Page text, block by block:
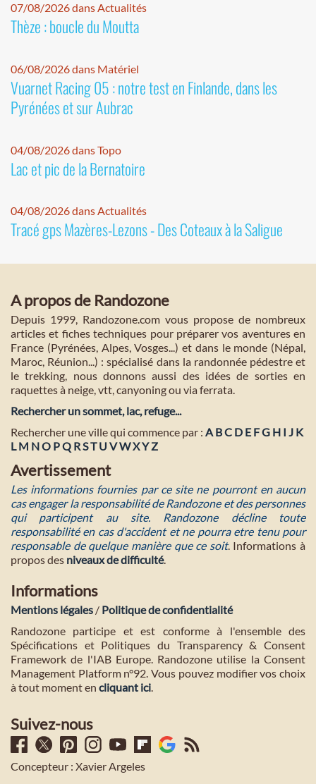
07/08/2026 dans Actualités
Thèze : boucle du Moutta
06/08/2026 dans Matériel
Vuarnet Racing 05 : notre test en Finlande, dans les
Pyrénées et sur Aubrac
04/08/2026 dans Topo
Lac et pic de la Bernatoire
04/08/2026 dans Actualités
Tracé gps Mazères-Lezons - Des Coteaux à la Saligue
A propos de Randozone
Depuis 1999, Randozone.com vous propose de nombreux
articles et fiches techniques pour préparer vos aventures en
France (Pyrénées, Alpes, Vosges...) et dans le monde (Népal,
Maroc, Réunion...) : spécialisé dans la randonnée pédestre et
le trekking, nous donnons aussi des idées de sorties en
raquettes à neige, vtt, canyoning ou via ferrata.
Rechercher un sommet, lac, refuge...
Rechercher une ville qui commence par : A BC D E FG H I J K
L M NO PQ RST U VWXYZ
Avertissement
Les informations fournies par ce site ne pourront en aucun
cas engager la responsabilité de Randozone et des personnes
qui participent au site. Randozone décline toute
responsabilité en cas d'accident et ne pourra etre tenu pour
responsable de quelque manière que ce soit. Informations à
propos des niveaux de difficulté.
Informations
Mentions légales / Politique de confidentialité
Randozone participe et est conforme à l'ensemble des
Spécifications et Politiques du Transparency & Consent
Framework de l'IAB Europe. Randozone utilise la Consent
Management Platform n°92. Vous pouvez modifier vos choix
à tout moment en cliquant ici.
Suivez-nous
Concepteur : Xavier Argeles